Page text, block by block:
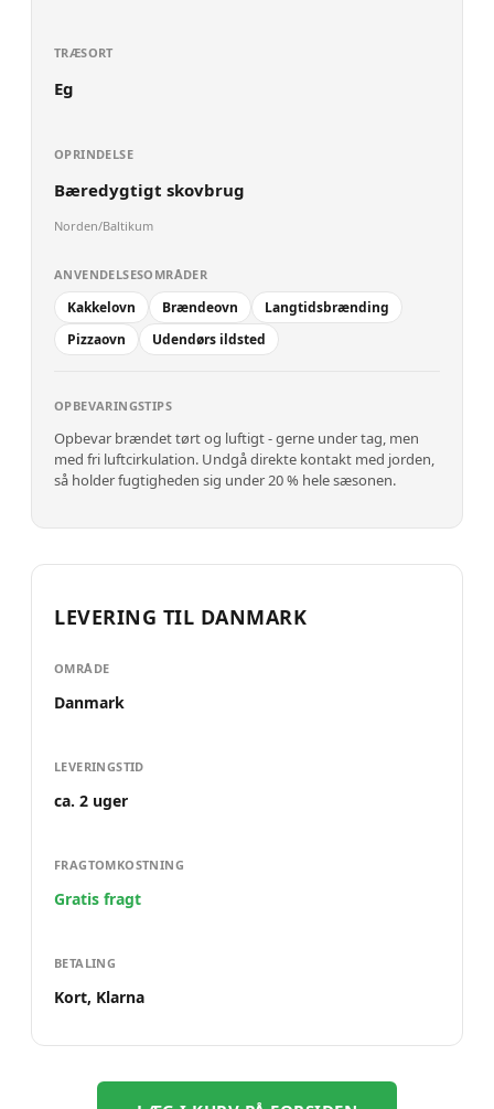
TRÆSORT
Eg
OPRINDELSE
Bæredygtigt skovbrug
Norden/Baltikum
ANVENDELSESOMRÅDER
Kakkelovn Brændeovn
Langtidsbrænding
Pizzaovn
Udendørs ildsted
OPBEVARINGSTIPS
Opbevar brændet tørt og luftigt - gerne under tag, men
med fri luftcirkulation. Undgå direkte kontakt med jorden,
så holder fugtigheden sig under 20 % hele sæsonen.
LEVERING TIL DANMARK
OMRÅDE
Danmark
LEVERINGSTID
ca. 2 uger
FRAGTOMKOSTNING
Gratis fragt
BETALING
Kort, Klarna